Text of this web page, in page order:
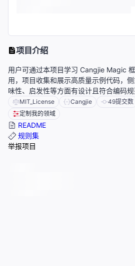
项目介绍
用户可通过本项目学习 Cangjie Magic
用，项目收集和展示高质量示例代码，
味性、启发性等方面有设计且符合编码规
MIT_License Cangjie 49提交数
定制我的领域
README
规则集
举报项目